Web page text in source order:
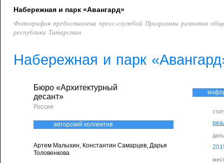
Набережная и парк «Авангард»
Фотография предоставлена пресс-службой Программы развития
республики Татарстан
Набережная и парк
Бюро «Архитектурный
десант»
Россия
авторский коллектив
Артем Малыхин, Константин Самарцев, Дарья
Толовенкова